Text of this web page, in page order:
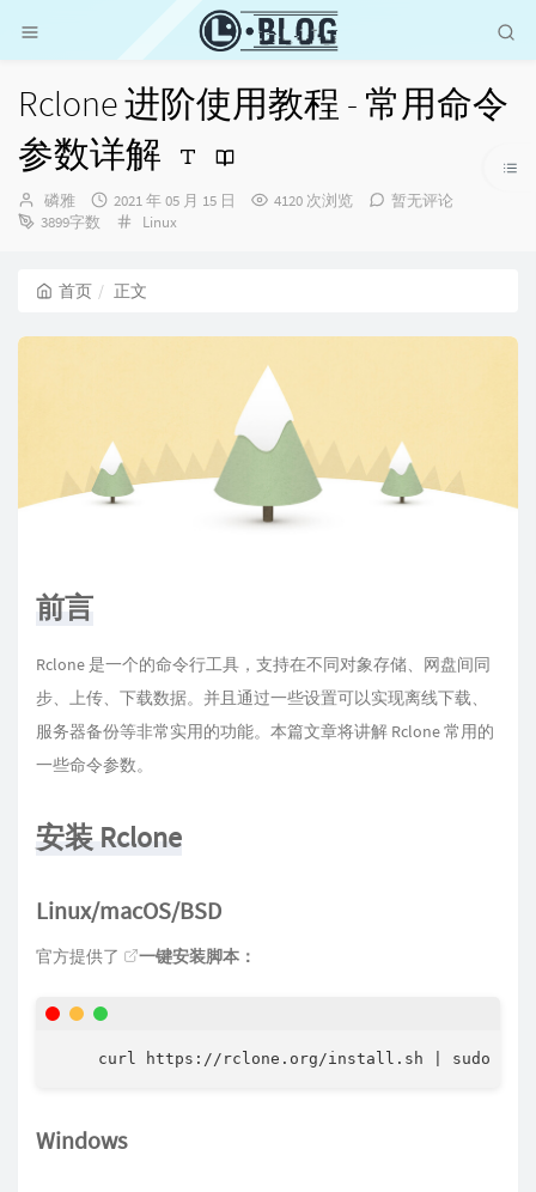
Rclone 进阶使用教程 - 常用命令
参数详解
博
主：
磷雅
发
布
2021 年 05 月 15 日 4120 次浏览
暂无评论
3899字数
分
Linux
首页 正文
前言
Rclone 是一个的命令行工具，支持在不同对象存储、网盘间同
步、上传、下载数据。并且通过一些设置可以实现离线下载、
服务器备份等非常实用的功能。本篇文章将讲解 Rclone 常用的
一些命令参数。
安装 Rclone
Linux/macOS/BSD
官方提供了 一键安装脚本 ：
curl https://rclone.org/install.sh sudo
Windows